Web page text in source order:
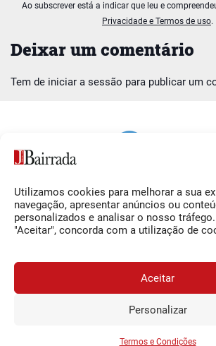
Utilizamos cookies para melhorar a sua
navegação, apresentar anúncios ou
personalizados e analisar o nosso
"Aceitar", concorda com a utilização de
Aceitar
Personalizar
Termos e Condições
Deixar um comentário
Tem de iniciar a sessão para publicar um
Ao subscrever está a indicar que leu e
Privacidade e Termos de uso.
0,34€/semana
Siga-nos
Facebook
O
Termos
© 2026 Jornal da